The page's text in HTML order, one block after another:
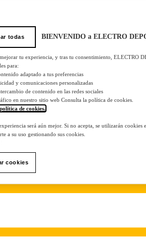
todas BIENVENIDO a ELECTRO
tu experiencia, y tras tu consentimiento, ELECTRO
para:
adaptado a tus preferencias
y comunicaciones personalizadas
de contenido en las redes sociales
en nuestro sitio web Consulta la política de cookies.
de cookies.
será aún mejor. Si no acepta, se utilizarán cookies
a su uso gestionando sus cookies.
cookies